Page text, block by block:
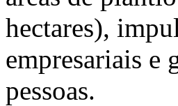
hectares),
empresariais e
pessoas.